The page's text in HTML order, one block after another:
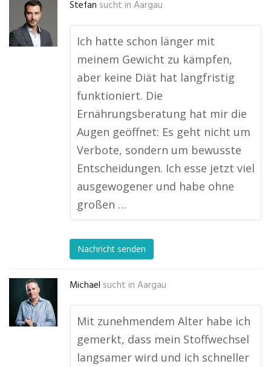
Stefan sucht in Aargau
Ich hatte schon länger mit
meinem Gewicht zu kämpfen,
aber keine Diät hat langfristig
funktioniert. Die
Ernährungsberatung hat mir die
Augen geöffnet: Es geht nicht um
Verbote, sondern um bewusste
Entscheidungen. Ich esse jetzt viel
ausgewogener und habe ohne
großen …
Nachricht senden
Michael sucht in Aargau
Mit zunehmendem Alter habe ich
gemerkt, dass mein Stoffwechsel
langsamer wird und ich schneller